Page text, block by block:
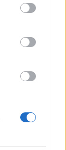
mistrzów
tło